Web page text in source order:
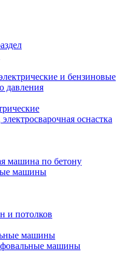
и бензиновые
давления
оснастка
машина по бетону
машины
и потолков
машины
машины